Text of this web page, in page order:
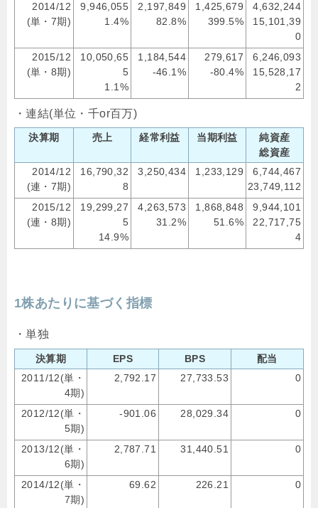
2014/12
(単・7期)
9,946,055
1.4%
2,197,849
82.8%
1,425,679
399.5%
4,632,244
15,101,39
0
2015/12
(単・8期)
10,050,65
5
1.1%
1,184,544
-46.1%
279,617
-80.4%
6,246,093
15,528,17
2
・連結(単位・千or百万)
決算期 売上 経常利益 当期利益
純資産
総資産
2014/12
(連・7期)
16,790,32
8
3,250,434 1,233,129
6,744,467
23,749,112
2015/12
(連・8期)
19,299,27
5
14.9%
4,263,573
31.2%
1,868,848
51.6%
9,944,101
22,717,75
4
1株あたりに基づく指標
・単独
決算期 EPS BPS
配当
2011/12(単・
4期)
2,792.17 27,733.53 0
2012/12(単・
5期)
-901.06 28,029.34 0
2013/12(単・
6期)
2,787.71 31,440.51 0
2014/12(単・
7期)
69.62 226.21 0